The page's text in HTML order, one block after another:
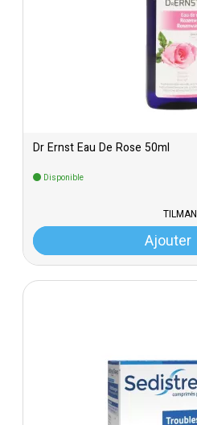
Dr Ernst Eau De Rose 50ml
Disponible
TILMAN
Ajouter